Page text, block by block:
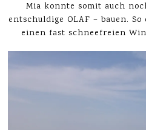
Mia konnte somit auch
entschuldige OLAF – bauen.
einen fast schneefreien